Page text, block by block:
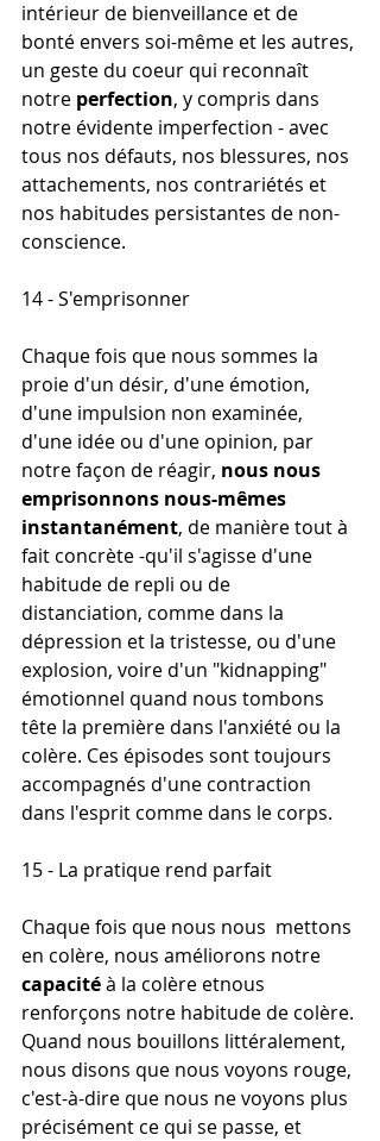
intérieur de bienveillance et de
bonté envers soi-même et les autres,
un geste du coeur qui reconnaît
notre perfection, y compris dans
notre évidente imperfection - avec
tous nos défauts, nos blessures, nos
attachements, nos contrariétés et
nos habitudes persistantes de non-
conscience.
14 - S'emprisonner
Chaque fois que nous sommes la
proie d'un désir, d'une émotion,
d'une impulsion non examinée,
d'une idée ou d'une opinion, par
notre façon de réagir, nous nous
emprisonnons nous-mêmes
instantanément, de manière tout à
fait concrète -qu'il s'agisse d'une
habitude de repli ou de
distanciation, comme dans la
dépression et la tristesse, ou d'une
explosion, voire d'un "kidnapping"
émotionnel quand nous tombons
tête la première dans l'anxiété ou la
colère. Ces épisodes sont toujours
accompagnés d'une contraction
dans l'esprit comme dans le corps.
15 - La pratique rend parfait
Chaque fois que nous nous  mettons
en colère, nous améliorons notre
capacité à la colère etnous
renforçons notre habitude de colère.
Quand nous bouillons littéralement,
nous disons que nous voyons rouge,
c'est-à-dire que nous ne voyons plus
précisément ce qui se passe, et